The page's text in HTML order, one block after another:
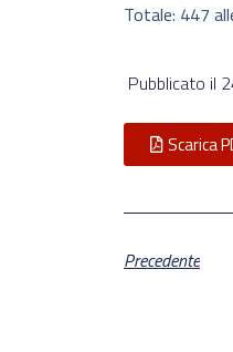
Totale: 447
Pubblicato il
Scarica
Precedente